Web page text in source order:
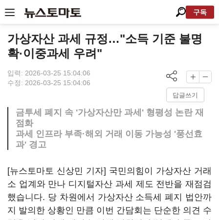
구독
가상자산 과세 규정…"소득 기준 불명
확·이중과세 우려"
입력: 2026-03-25 15:04:06
수정: 2026-03-25 15:04:06
답글쓰기
금투세 폐지 속 '가상자산만 과세' 형평성 논란 재
점화
과세 인프라 부족·해외 거래 이동 가능성 '풍선효
과' 경고
[뉴스토마토 신상민 기자] 국민의힘이 가상자산 거래
소 업계와 만나 디지털자산 과세 제도 전반을 재점검
했습니다. 당 차원에서 가상자산 소득세 폐지 법안까
지 발의한 상황인 만큼 이번 간담회는 단순한 의견 수